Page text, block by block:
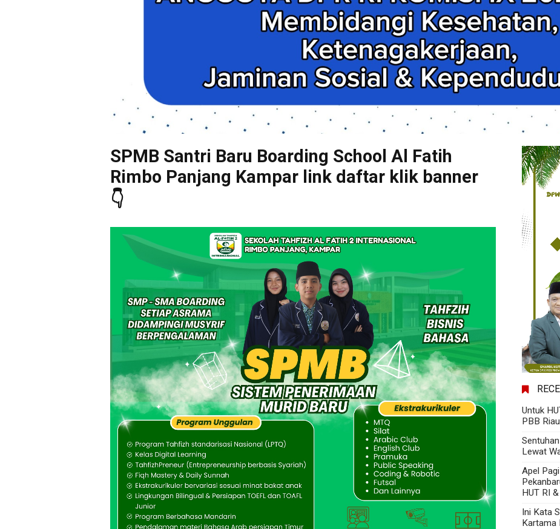
SPMB Santri Baru Boarding School Al Fatih
Rimbo Panjang Kampar link daftar klik banner
👇
Untuk
PBB Riau
Lewat
Apel
HUT RI
Ini Kata
Kartama